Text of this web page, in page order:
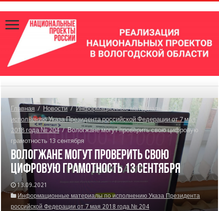
Главная / Новости / Информационные материалы по
исполнению Указа Президента российской Федерации от 7 мая
2018 года № 204 / Вологжане могут проверить свою цифровую
грамотность 13 сентября
Вологжане могут проверить свою
цифровую грамотность 13 сентября
13.09.2021
Информационные материалы по исполнению Указа Президента
российской Федерации от 7 мая 2018 года № 204